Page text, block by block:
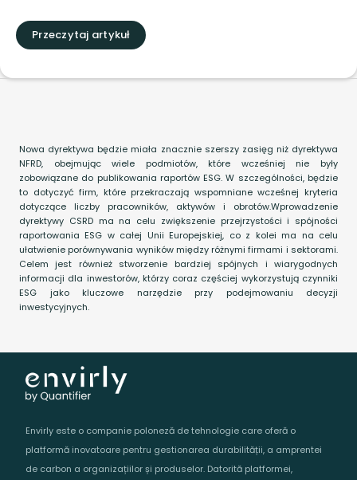
Przeczytaj artykuł
Nowa dyrektywa będzie miała znacznie szerszy zasięg niż dyrektywa
NFRD, obejmując wiele podmiotów, które wcześniej nie były
zobowiązane do publikowania raportów ESG. W szczególności, będzie
to dotyczyć firm, które przekraczają wspomniane wcześnej kryteria
dotyczące liczby pracowników, aktywów i obrotów.‍Wprowadzenie
dyrektywy CSRD ma na celu zwiększenie przejrzystości i spójności
raportowania ESG w całej Unii Europejskiej, co z kolei ma na celu
ułatwienie porównywania wyników między różnymi firmami i sektorami.
Celem jest również stworzenie bardziej spójnych i wiarygodnych
informacji dla inwestorów, którzy coraz częściej wykorzystują czynniki
ESG jako kluczowe narzędzie przy podejmowaniu decyzji
inwestycyjnych.‍
Envirly este o companie poloneză de tehnologie care oferă o
platformă inovatoare pentru gestionarea durabilității, a amprentei
de carbon a organizațiilor și produselor. Datorită platformei,